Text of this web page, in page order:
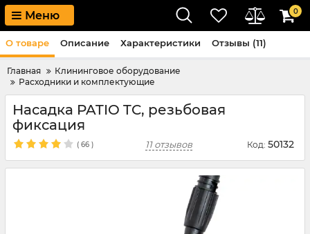
Меню 0
Главная
Клининговое оборудование
Расходники и комплектующие
Насадка PATIO TC, резьбовая
фиксация
( 66 ) 11 отзывов Код: 50132
О товаре Описание Характеристики Отзывы (11)